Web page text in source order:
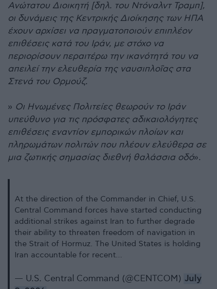
Ανώτατου Διοικητή [δηλ. του Ντόναλντ Τραμπ],
οι δυνάμεις της Κεντρικής Διοίκησης των ΗΠΑ
έχουν αρχίσει να πραγματοποιούν επιπλέον
επιθέσεις κατά του Ιράν, με στόχο να
περιορίσουν περαιτέρω την ικανότητά του να
απειλεί την ελευθερία της ναυσιπλοΐας στα
Στενά του Ορμούζ.
» Οι Ηνωμένες Πολιτείες θεωρούν το Ιράν
υπεύθυνο για τις πρόσφατες αδικαιολόγητες
επιθέσεις εναντίον εμπορικών πλοίων και
πληρωμάτων πολιτών που πλέουν ελεύθερα σε
μια ζωτικής σημασίας διεθνή θαλάσσια οδό».
At the direction of the Commander in Chief, U.S.
Central Command forces have started conducting
additional strikes against Iran to further degrade
their ability to threaten freedom of navigation in
the Strait of Hormuz. The United States is holding
Iran accountable for recent…
— U.S. Central Command (@CENTCOM) July